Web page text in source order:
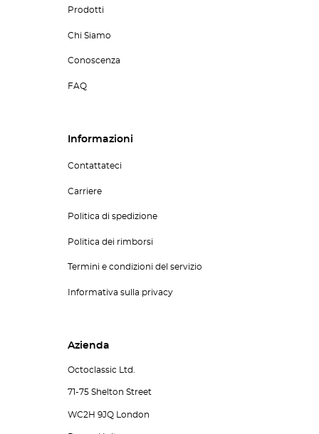
Prodotti
Chi Siamo
Conoscenza
FAQ
Informazioni
Contattateci
Carriere
Politica di spedizione
Politica dei rimborsi
Termini e condizioni del servizio
Informativa sulla privacy
Azienda
Octoclassic Ltd.
71-75 Shelton Street
WC2H 9JQ London